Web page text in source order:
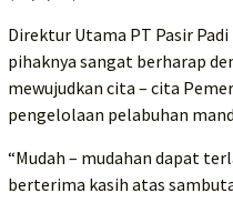
Direktur Utama PT Pasir
pihaknya sangat berharap
mewujudkan cita – cita
pengelolaan pelabuhan
“Mudah – mudahan dapat
berterima kasih atas